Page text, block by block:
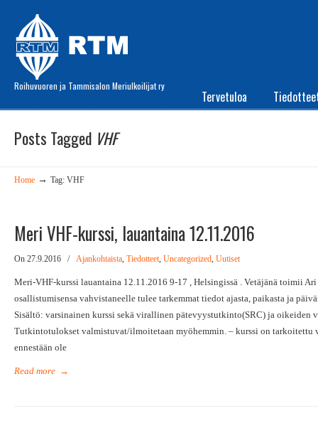
Roihuvuoren ja Tammisalon Meriulkoilijat ry
Tervetuloa
Posts Tagged VHF
Home → Tag: VHF
Meri VHF-kurssi, lauantaina 12.11.2016
On 27.9.2016 / Ajankohtaista, Tiedotteet, Uncategorized, Uutiset
Meri-VHF-kurssi lauantaina 12.11.2016 9-17 , Helsingissä . Vetäjänä toimii
osallistumisensa vahvistaneelle tulee tarkemmat tiedot ajasta, paikasta ja
Sisältö: varsinainen kurssi sekä virallinen pätevyystutkinto(SRC) ja oikeiden
Tutkintotulokset valmistuvat/ilmoitetaan myöhemmin. – kurssi on
ennestään ole
Read more →